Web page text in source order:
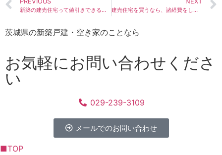
新築の建売住宅って値引きできるの？お得に買う方法を知りたい！ 建売住宅を買うなら、諸経費をしっかりチェックしよう！
茨城県の新築戸建・空き家のことなら
お気軽にお問い合わせくださ
い
029-239-3109
メールでのお問い合わせ
■TOP